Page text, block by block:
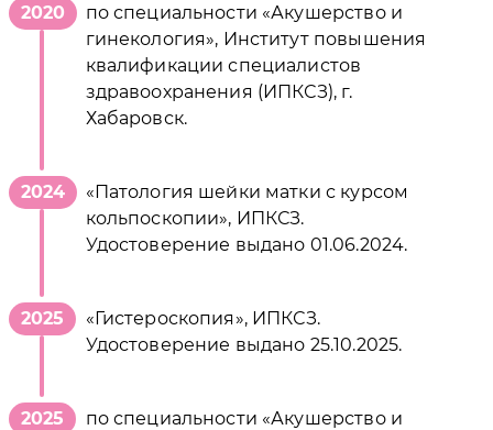
2020
по специальности «Акушерство и
гинекология», Институт повышения
квалификации специалистов
здравоохранения (ИПКСЗ), г.
Хабаровск.
2024
«Патология шейки матки с курсом
кольпоскопии», ИПКСЗ.
Удостоверение выдано 01.06.2024.
2025
«Гистероскопия», ИПКСЗ.
Удостоверение выдано 25.10.2025.
2025
по специальности «Акушерство и